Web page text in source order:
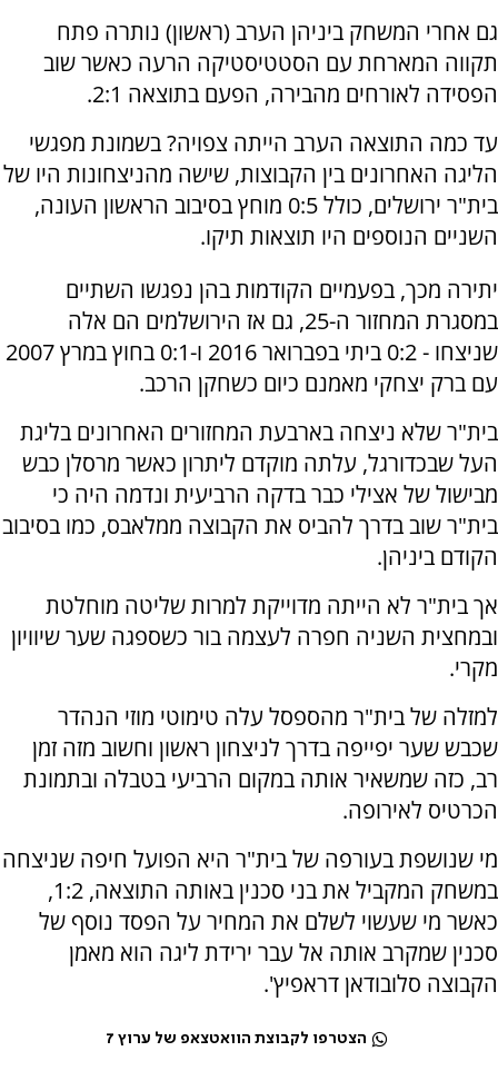
גם אחרי המשחק ביניהן הערב (ראשון) נותרה פתח
תקווה המארחת עם הסטטיסטיקה הרעה כאשר שוב
הפסידה לאורחים מהבירה, הפעם בתוצאה 2:1.
עד כמה התוצאה הערב הייתה צפויה? בשמונת מפגשי
הליגה האחרונים בין הקבוצות, שישה מהניצחונות היו של
בית"ר ירושלים, כולל 0:5 מוחץ בסיבוב הראשון העונה,
השניים הנוספים היו תוצאות תיקו.
יתירה מכך, בפעמיים הקודמות בהן נפגשו השתיים
במסגרת המחזור ה-25, גם אז הירושלמים הם אלה
שניצחו - 0:2 ביתי בפברואר 2016 ו-0:1 בחוץ במרץ 2007
עם ברק יצחקי מאמנם כיום כשחקן הרכב.
בית"ר שלא ניצחה בארבעת המחזורים האחרונים בליגת
העל שבכדורגל, עלתה מוקדם ליתרון כאשר מרסלן כבש
מבישול של אצילי כבר בדקה הרביעית ונדמה היה כי
בית"ר שוב בדרך להביס את הקבוצה ממלאבס, כמו בסיבוב
הקודם ביניהן.
אך בית"ר לא הייתה מדוייקת למרות שליטה מוחלטת
ובמחצית השניה חפרה לעצמה בור כשספגה שער שיוויון
מקרי.
למזלה של בית"ר מהספסל עלה טימוטי מוזי הנהדר
שכבש שער יפייפה בדרך לניצחון ראשון וחשוב מזה זמן
רב, כזה שמשאיר אותה במקום הרביעי בטבלה ובתמונת
הכרטיס לאירופה.
מי שנושפת בעורפה של בית"ר היא הפועל חיפה שניצחה
במשחק המקביל את בני סכנין באותה התוצאה, 1:2,
כאשר מי שעשוי לשלם את המחיר על הפסד נוסף של
סכנין שמקרב אותה אל עבר ירידת ליגה הוא מאמן
הקבוצה סלובודאן דראפיץ'.
הצטרפו לקבוצת הוואטצאפ של ערוץ 7